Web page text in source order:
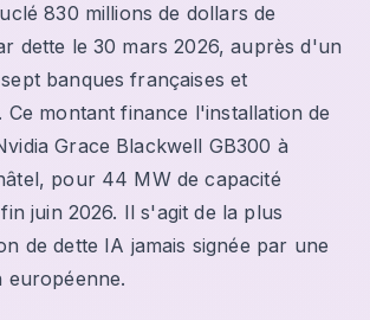
830 millions de dollars de
dette le 30 mars 2026, auprès d'un
banques françaises et
Ce montant finance l'installation de
Grace Blackwell GB300 à
pour 44 MW de capacité
juin 2026. Il s'agit de la plus
de dette IA jamais signée par une
européenne.